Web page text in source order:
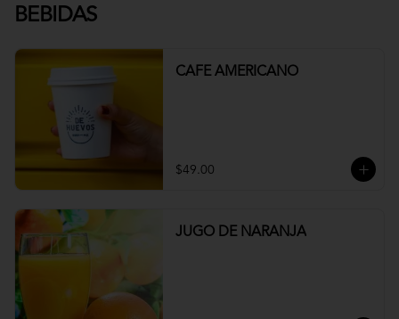
BEBIDAS
CAFE AMERICANO
$49.00
JUGO DE NARANJA